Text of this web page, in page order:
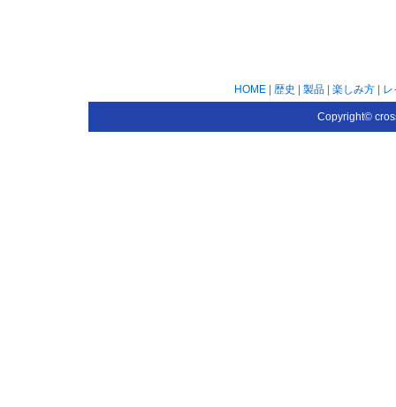
HOME 歴史 製品 楽しみ方
Copyright©